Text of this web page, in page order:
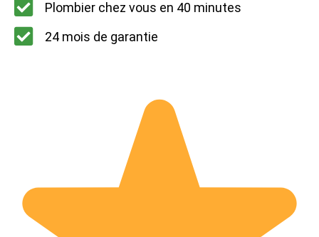
Plombier chez vous en 40 minutes
24 mois de garantie